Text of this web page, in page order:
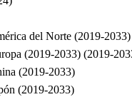
del Norte (2019-2033)
(2019-2033) (2019-
(2019-2033)
(2019-2033)